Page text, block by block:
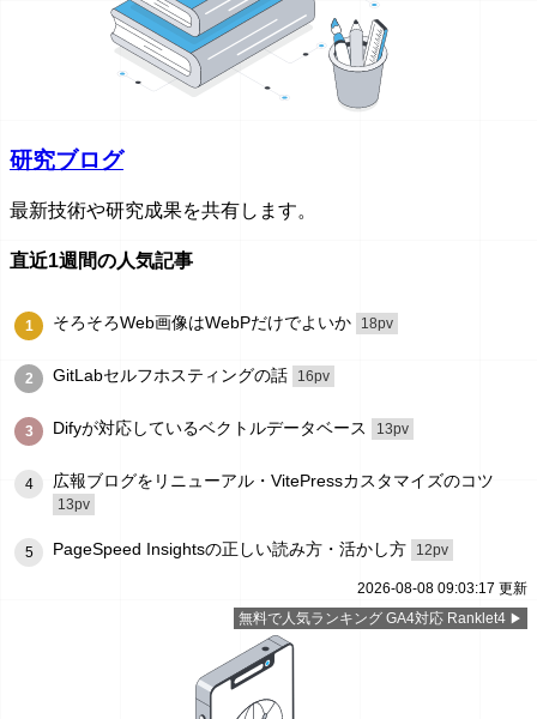
研究ブログ
最新技術や研究成果を共有します。
直近1週間の人気記事
1 そろそろWeb画像はWebPだけでよいか 18pv
2 GitLabセルフホスティングの話 16pv
3 Difyが対応しているベクトルデータベース 13pv
4 広報ブログをリニューアル・VitePressカスタマイズのコツ
13pv
5 PageSpeed Insightsの正しい読み方・活かし方 12pv
2026-08-08 09:03:17 更新
無料で人気ランキング GA4対応 Ranklet4